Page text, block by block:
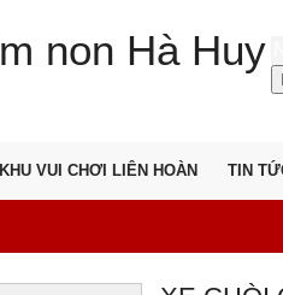
KHU VUI CHƠI LIÊN HOÀN TIN